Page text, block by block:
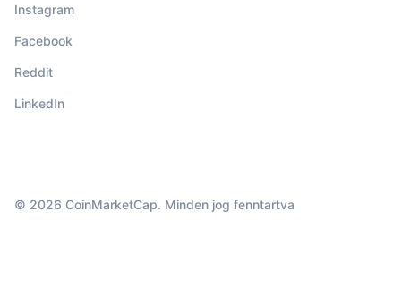
Instagram
Facebook
Reddit
LinkedIn
© 2026 CoinMarketCap. Minden jog fenntartva